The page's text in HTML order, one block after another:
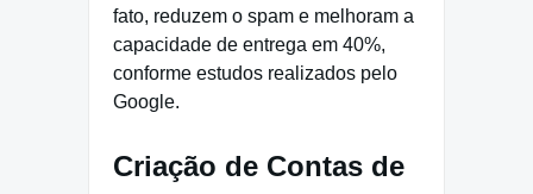
fato, reduzem o spam e melhoram a
capacidade de entrega em 40%,
conforme estudos realizados pelo
Google.
Criação de Contas de